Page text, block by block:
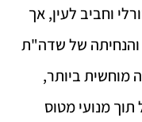
וחביב לעין, אך
של שדה"ת
מוחשית ביותר,
מנועי מטוס